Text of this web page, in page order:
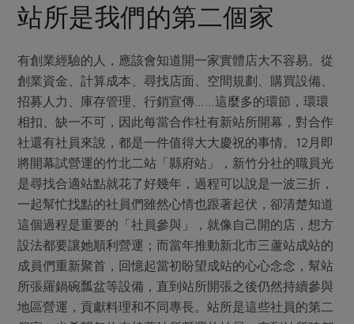
家庭清潔 織品
防災用品
最新產品
優惠專區
素食專區
樂齡友善
異國料理
年菜食譜
養身食補
節慶大餐
高麗菜海鮮煎餅
更多議題活動
傳到心坎裡，誠心又澎派
生活者e週報
典藏閱覽室
選舉專區
最新消息
媒體報導
下載專區
地區活動
社務會議 地區活動
活動報下載
站所是我們的第二個家
有創業經驗的人，應該會知道開一家實體店大不容易。從
創業資金、計算成本、尋找店面、空間規劃、購買設備、
招募人力、庫存管理、行銷宣傳……這麼多的環節，環環
相扣、缺一不可，因此每當合作社有新站所開幕，對合作
社還有社員來說，都是一件值得大大慶祝的事情。12月即
將開幕試營運的竹北二站「縣府站」，新竹分社的職員光
是尋找合適站點就花了好幾年，過程可以說是一波三折，
一起幫忙找點的社員們雖然心情也跟著起伏，卻清楚知道
這個過程是重要的「社員參與」，就像自己開的店，想方
設法都要讓她順利營運；而當年推動新北市三蘆站成站的
成員們重新聚首，回憶起當初盼望成站的心心念念，幫站
所張羅鍋碗瓢盆等設備，直到站所開張之後仍然持續參與
地區營運，貢獻料理和不同專長。站所是這些社員的第二